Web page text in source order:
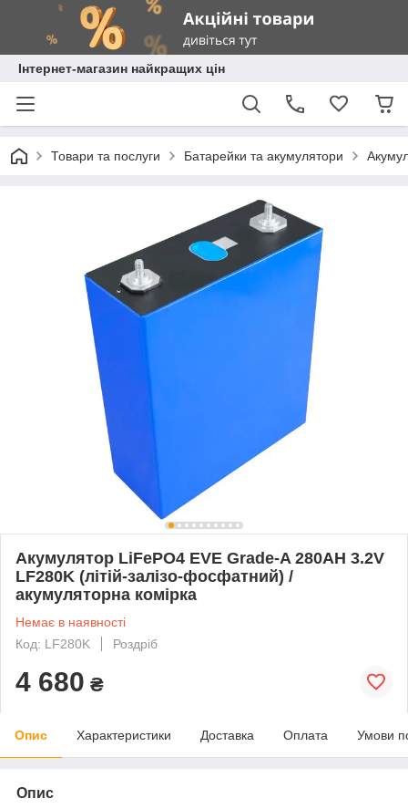
Інтернет-магазин найкращих цін
Товари та послуги Батарейки та акумулятори
Акумулятор LiFePO4 EVE Grade-A 280AH 3.2V
LF280K (літій-залізо-фосфатний) /
акумуляторна комірка
Немає в наявності
Код: LF280K
Роздріб
4 680 ₴
Опис Характеристики Доставка Оплата Умови
Опис